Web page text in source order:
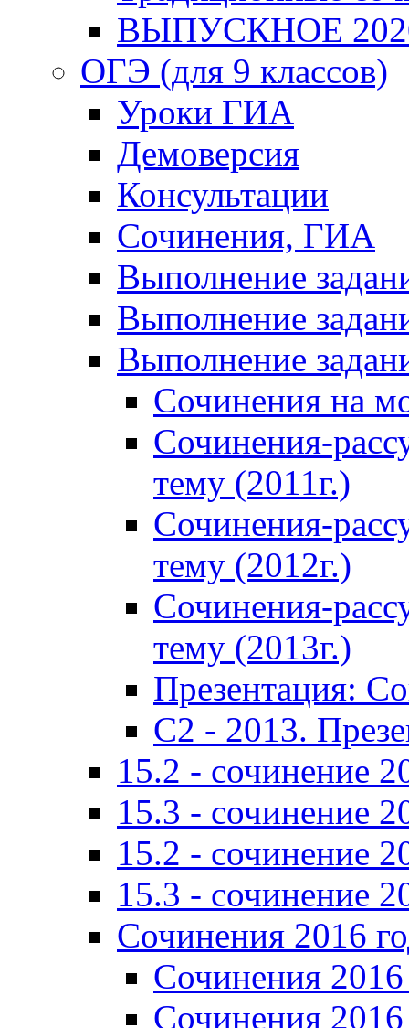
ВЫПУСКНОЕ
ОГЭ (для 9 классов)
Уроки ГИА
Демоверсия
Консультации
Сочинения, ГИА
Выполнение
Выполнение
Выполнение
Сочинения на
Сочинения-
тему (2011г.)
Сочинения-
тему (2012г.)
Сочинения-
тему (2013г.)
Презентация:
C2 - 2013.
15.2 - сочинение
15.3 - сочинение
15.2 - сочинение
15.3 - сочинение
Сочинения 2016
Сочинения
Сочинения